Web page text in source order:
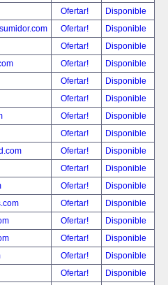
Ofertar!
Disponible
Ofertar!
Disponible
Ofertar!
Disponible
Ofertar!
Disponible
Ofertar!
Disponible
Ofertar!
Disponible
Ofertar!
Disponible
Ofertar!
Disponible
Ofertar!
Disponible
Ofertar!
Disponible
Ofertar!
Disponible
Ofertar!
Disponible
Ofertar!
Disponible
Ofertar!
Disponible
Ofertar!
Disponible
Ofertar!
Disponible